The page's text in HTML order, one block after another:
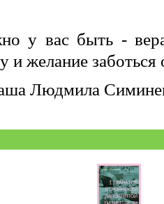
у вас быть -
и желание заботься
Людмила